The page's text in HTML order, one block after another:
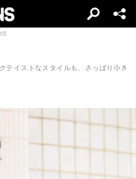
テイストなスタイルも、さっぱり小ぎ